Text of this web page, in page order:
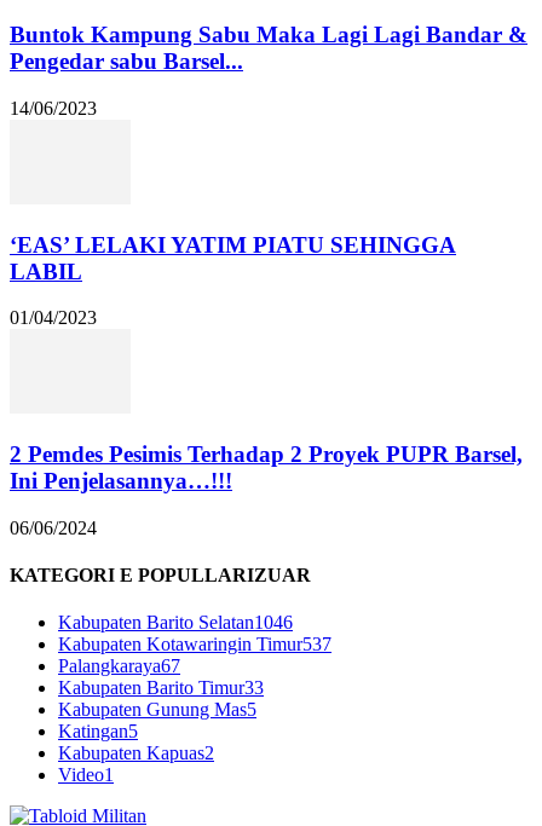
Buntok Kampung Sabu Maka Lagi Lagi Bandar &
Pengedar sabu Barsel...
14/06/2023
‘EAS’ LELAKI YATIM PIATU SEHINGGA
LABIL
01/04/2023
2 Pemdes Pesimis Terhadap 2 Proyek PUPR Barsel,
Ini Penjelasannya…!!!
06/06/2024
KATEGORI E POPULLARIZUAR
Kabupaten Barito Selatan1046
Kabupaten Kotawaringin Timur537
Palangkaraya67
Kabupaten Barito Timur33
Kabupaten Gunung Mas5
Katingan5
Kabupaten Kapuas2
Video1